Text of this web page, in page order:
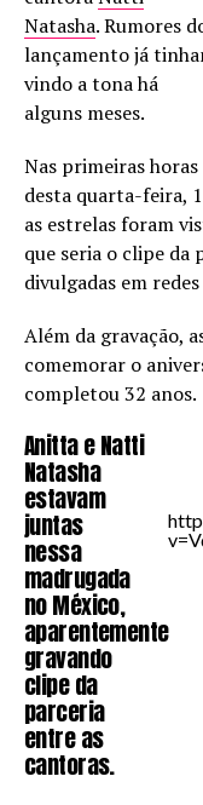
Natasha. Rumores
lançamento já
vindo a tona há
alguns meses.
Nas primeiras horas
desta quarta-feira,
as estrelas foram
que seria o clipe da
divulgadas em
Além da gravação,
comemorar o
completou 32 anos.
Anitta e Natti
Natasha
estavam
juntas
nessa
madrugada
no México,
aparentemente
gravando
clipe da
parceria
entre as
cantoras.